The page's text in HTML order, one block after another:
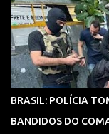
vídeo: Clique aqui
absurdos, escrito por
profissionais da
praticados durante a
campanhas
perseguidos por
BRASIL: POLÍCIA
BANDIDOS DO